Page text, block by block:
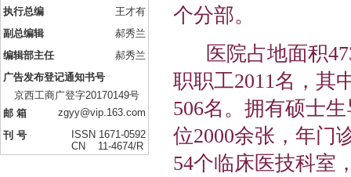
执行总编
王才有
副总编辑
郝秀兰
编辑部主任
郝秀兰
广告发布登记通知书号
京西工商广登字20170149号
邮 箱
zgyy@vip.163.com
刊 号
ISSN 1671-0592
CN 11-4674/R
个分部。
医院占地面积
职职工2011名，其
506名。拥有硕士
位2000余张，年门
54个临床医技科室